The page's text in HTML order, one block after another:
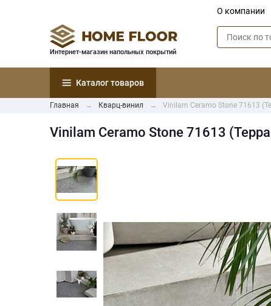
О компании
Интернет-магазин напольных покрытий
Каталог товаров
Главная Кварц-винил Vinilam Ceramo Stone 71613
Vinilam Ceramo Stone 71613